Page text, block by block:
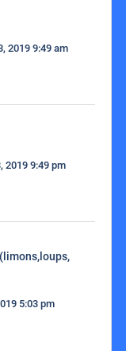
2019 9:49 am
2019 9:49 pm
5:03 pm